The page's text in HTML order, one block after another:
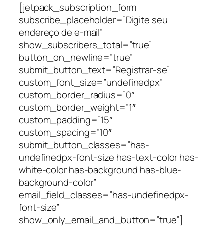
[jetpack_subscription_form
subscribe_placeholder=”Digite seu
endereço de e-mail”
show_subscribers_total=”true”
button_on_newline=”true”
submit_button_text=”Registrar-se”
custom_font_size=”undefinedpx”
custom_border_radius=”0″
custom_border_weight=”1″
custom_padding=”15″
custom_spacing=”10″
submit_button_classes=”has-
undefinedpx-font-size has-text-color has-
white-color has-background has-blue-
background-color”
email_field_classes=”has-undefinedpx-
font-size”
show_only_email_and_button=”true”]